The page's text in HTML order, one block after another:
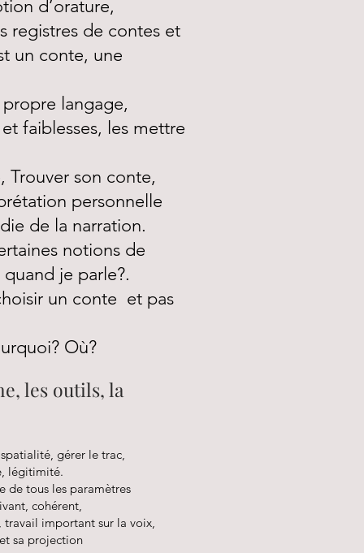
d’orature,
registres de contes et
un conte, une
langage,
faiblesses, les mettre
Trouver son conte,
personnelle
de la narration.
notions de
je parle?.
un conte et pas
Où?
les outils, la
gérer le trac,
légitimité.
de tous les paramètres
cohérent,
travail important sur la voix,
sa projection